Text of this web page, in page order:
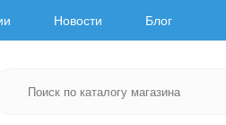
Новости Блог